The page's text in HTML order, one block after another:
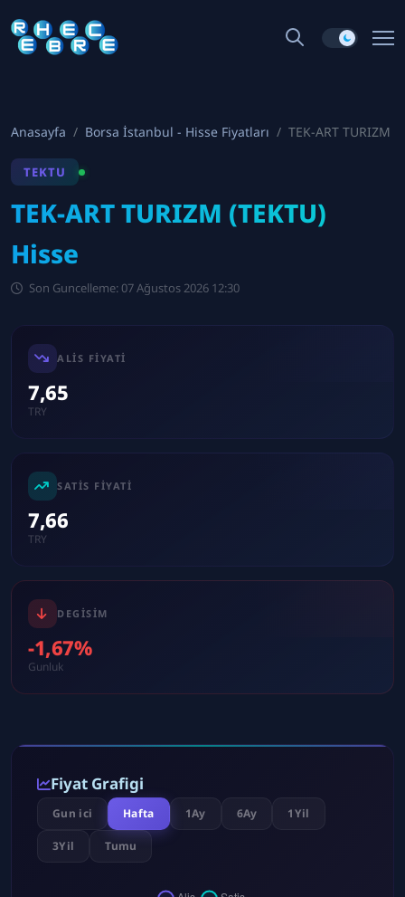
Anasayfa Borsa İstanbul - Hisse Fiyatları TEK-ART TURIZM
TEKTU
TEK-ART TURIZM (TEKTU)
Hisse
Son Guncelleme: 07 Ağustos 2026 12:30
ALIS FIYATI
7,65
TRY
SATIS FIYATI
7,66
TRY
DEGISIM
-1,67%
Gunluk
Fiyat Grafigi
Gun ici Hafta 1Ay 6Ay 1Yil
3Yil Tumu